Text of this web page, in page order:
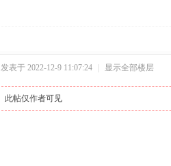
发表于 2022-12-9 11:07:24 显示全部楼层
此帖仅作者可见